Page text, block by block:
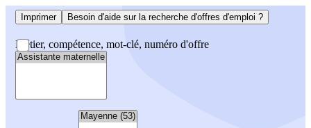
Imprimer Besoin d'aide sur la recherche d'offres d'emploi ?
Métier, compétence, mot-clé, numéro d'offre